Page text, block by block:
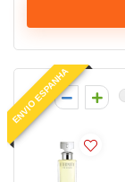
ENVIO ESPANHA
0